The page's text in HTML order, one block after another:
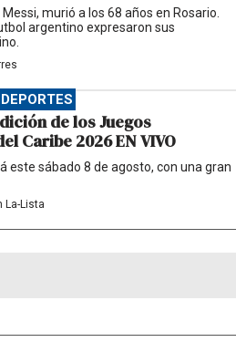
murió a los 68 años en Rosario.
argentino expresaron sus
DEPORTES
de los Juegos
Caribe 2026 EN VIVO
este sábado 8 de agosto, con una gran
La-Lista